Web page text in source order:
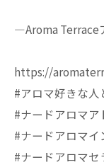
—Aroma
https://
#アロマ好きな人
#ナードアロマア
#ナードアロマイ
#ナードアロマセ